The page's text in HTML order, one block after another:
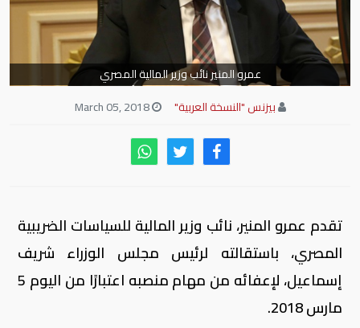
عمرو المنير نائب وزير المالية المصري
بيزنس "النسخة العربية"
March 05, 2018
تقدم عمرو المنير، نائب وزير المالية للسياسات الضريبية
المصري، باستقالته لرئيس مجلس الوزراء شريف
إسماعيل، لإعفائه من مهام منصبه اعتبارًا من اليوم 5
مارس 2018.